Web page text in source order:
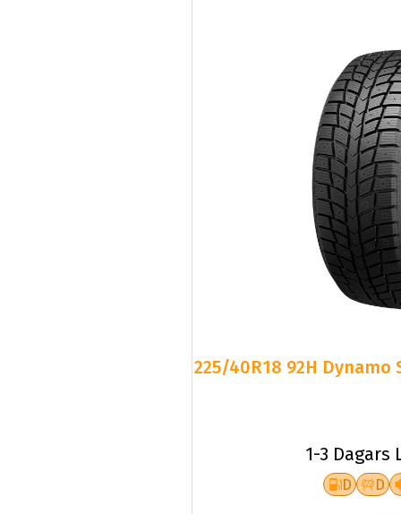
225/40R18 92H Dynamo
1-3 Dagars
D D